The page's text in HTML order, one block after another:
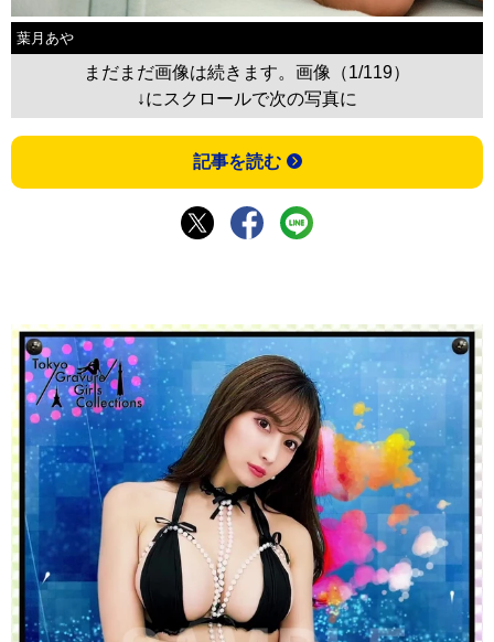
葉月あや
まだまだ画像は続きます。画像（1/119）
↓にスクロールで次の写真に
記事を読む